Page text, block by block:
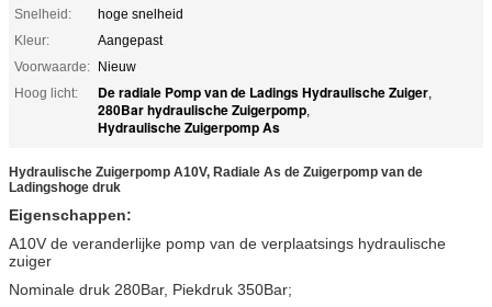
Snelheid:
hoge snelheid
Kleur:
Aangepast
Voorwaarde: Nieuw
Hoog licht:
De radiale Pomp van de Ladings Hydraulische Zuiger,
280Bar hydraulische Zuigerpomp,
Hydraulische Zuigerpomp As
Hydraulische Zuigerpomp A10V, Radiale As de Zuigerpomp van de
Ladingshoge druk
Eigenschappen:
A10V de veranderlijke pomp van de verplaatsings hydraulische
zuiger
Nominale druk 280Bar, Piekdruk 350Bar;